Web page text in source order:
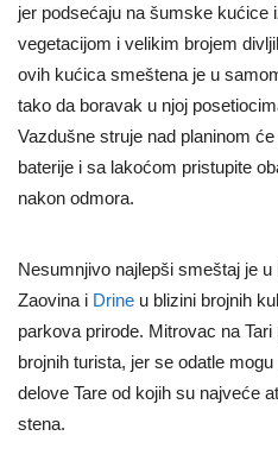
jer podsećaju na šumske kućice
vegetacijom i velikim brojem
ovih kućica smeštena je u
tako da boravak u njoj
Vazdušne struje nad planinom
baterije i sa lakoćom pristupite
nakon odmora.
Nesumnjivo najlepši smeštaj je
Zaovina i Drine u blizini brojnih
parkova prirode. Mitrovac na
brojnih turista, jer se odatle
delove Tare od kojih su najveće
stena.